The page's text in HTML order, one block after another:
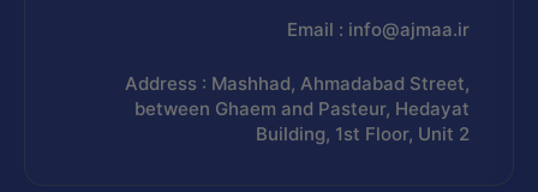
Email : info@ajmaa.ir
Address : Mashhad, Ahmadabad Street,
between Ghaem and Pasteur, Hedayat
Building, 1st Floor, Unit 2